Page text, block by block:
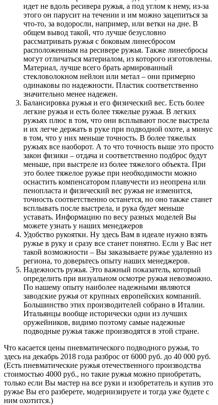
идет не вдоль ресивера ружья, а под углом к нему, из-за
этого он парусит на течении и им можно зацепиться за
что-то, за водоросли, например, или ветки на дне. В
общем вывод такой, что лучше безусловно
рассматривать ружья с боковым линесбросом
расположенным на ресивере ружья. Также линесбросы
могут отличаться материалом, из которого изготовлены.
Материал, лучше всего брать армированный
стекловолокном нейлон или метал – они примерно
одинаковы по надежности. Пластик соответственно
значительно менее надежен.
Балансировка ружья и его физический вес. Есть более
легкие ружья и есть более тяжелые ружья. В легких
ружьях плюс в том, что они всплывают после выстрела
и их легче держать в руке при подводной охоте, а минус
в том, что у них меньше точность. В более тяжелых
ружьях все наоборот. А то что точность выше это просто
закон физики – отдача и соответственно подброс будут
меньше, при выстреле из более тяжелого объекта. При
это более тяжелое ружье при необходимости можно
оснастить компенсатором плавучести из неопрена или
пенопласта и физический вес ружья не изменится,
точность соответственно останется, но оно также станет
всплывать после выстрела, и рука будет меньше
уставать. Информацию по весу разных моделей Вы
можете узнать у наших менеджеров
Удобство рукоятки. Ну здесь Вам в идеале нужно взять
ружье в руку и сразу все станет понятно. Если у Вас нет
такой возможности – Вы заказываете ружье удаленно из
региона, то доверьтесь опыту наших менеджеров.
Надежность ружья. Это важный показатель, который
определить при визуальном осмотре ружья невозможно.
По нашему опыту наиболее надежными являются
заводские ружья от крупных европейских компаний.
Большинство этих производителей собрано в Италии.
Итальянцы вообще исторически одни из лучших
оружейников, видимо поэтому самые надежные
подводные ружья также производятся в этой стране.
Что касается цены пневматического подводного ружья, то
здесь на декабрь 2018 года разброс от 6000 руб. до 40 000 руб.
(Есть пневматические ружья отечественного производства
стоимостью 4000 руб., но такие ружья можно приобретать,
только если Вы мастер на все руки и изобретатель и купив это
ружье Вы его разберете, модернизируете и тогда уже будете с
ним охотится.)